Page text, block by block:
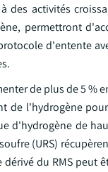
des activités
permettront
d'entente
de plus de 5
de l'hydrogène
d'hydrogène de
(URS)
du RMS peut